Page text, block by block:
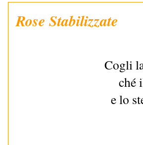
Rose Stabilizzate
Cogli
ché
e lo